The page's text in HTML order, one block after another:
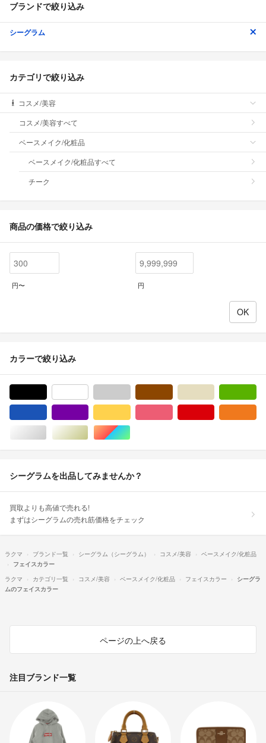
ブランドで絞り込み
シーグラム
カテゴリで絞り込み
コスメ/美容
コスメ/美容すべて
ベースメイク/化粧品
ベースメイク/化粧品すべて
チーク
商品の価格で絞り込み
円〜 円
カラーで絞り込み
シルバー/銀色系ゴールド/金色系マルチカラー
シーグラムを出品してみませんか？
買取よりも高値で売れる!
まずはシーグラムの売れ筋価格をチェック
ラクマ ブランド一覧 シーグラム（シーグラム） コスメ/美容
ベースメイク/化粧品
フェイスカラー
ラクマ
カテゴリ一覧 コスメ/美容 ベースメイク/化粧品 フェイスカラー
シーグラ
ムのフェイスカラー
ページの上へ戻る
注目ブランド一覧